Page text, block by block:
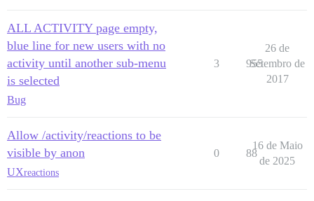
ALL ACTIVITY page empty,
blue line for new users with no
activity until another sub-menu
is selected
Bug
3 955
26 de
Setembro de
2017
Allow /activity/reactions to be
visible by anon
UXreactions
0 88
16 de Maio
de 2025